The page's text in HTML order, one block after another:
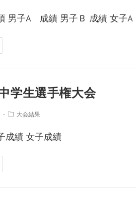
男子A 成績 男子Ｂ 成績 女
学生選手権大会
大会結果
成績 女子成績